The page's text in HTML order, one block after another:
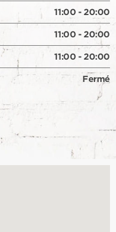
11:00 - 20:00
11:00 - 20:00
11:00 - 20:00
Fermé